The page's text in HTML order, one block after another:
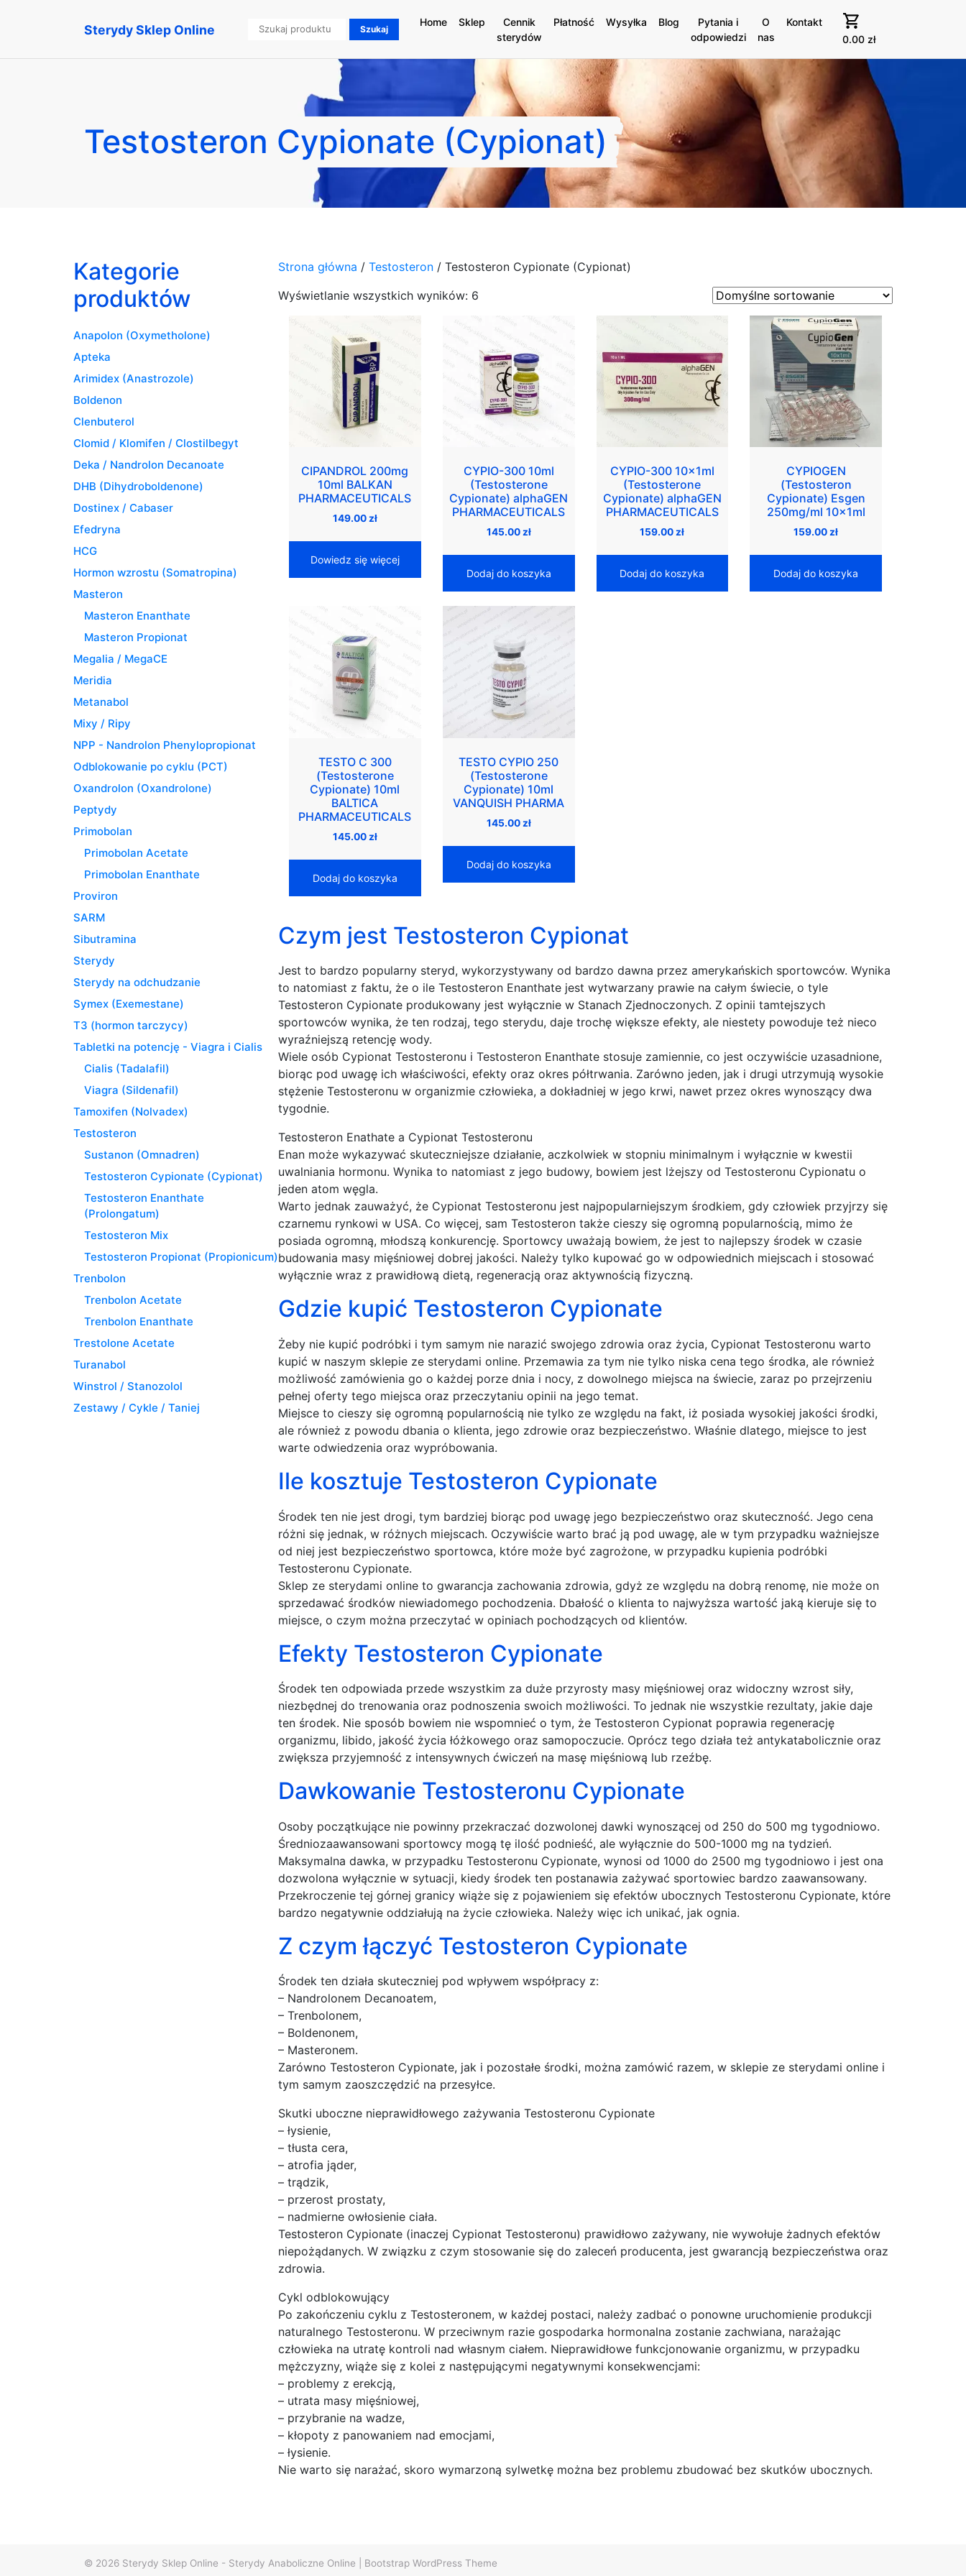
Sterydy Sklep Online
Home Sklep
Cennik
sterydów
Płatność Wysyłka Blog
Pytania i
odpowiedzi
O
nas
Kontakt
0.00 zł
Testosteron Cypionate (Cypionat)
Strona główna / Testosteron / Testosteron Cypionate (Cypionat)
Wyświetlanie wszystkich wyników: 6
CIPANDROL 200mg
10ml BALKAN
PHARMACEUTICALS
149.00zł
Dowiedz się więcej
CYPIO-300 10ml
(Testosterone
Cypionate) alphaGEN
PHARMACEUTICALS
145.00zł
Dodaj do koszyka
CYPIO-300 10x1ml
(Testosterone
Cypionate) alphaGEN
PHARMACEUTICALS
159.00zł
Dodaj do koszyka
CYPIOGEN
(Testosteron
Cypionate) Esgen
250mg/ml 10x1ml
159.00zł
Dodaj do koszyka
TESTO C 300
(Testosterone
Cypionate) 10ml
BALTICA
PHARMACEUTICALS
145.00 zł
Dodaj do koszyka
TESTO CYPIO 250
(Testosterone
Cypionate) 10ml
VANQUISH PHARMA
145.00 zł
Dodaj do koszyka
Czym jest Testosteron Cypionat
Jest to bardzo popularny steryd, wykorzystywany od bardzo dawna przez amerykańskich sportowców. Wynika
to natomiast z faktu, że o ile Testosteron Enanthate jest wytwarzany prawie na całym świecie, o tyle
Testosteron Cypionate produkowany jest wyłącznie w Stanach Zjednoczonych. Z opinii tamtejszych
sportowców wynika, że ten rodzaj, tego sterydu, daje trochę większe efekty, ale niestety powoduje też nieco
wyraźniejszą retencję wody.
Wiele osób Cypionat Testosteronu i Testosteron Enanthate stosuje zamiennie, co jest oczywiście uzasadnione,
biorąc pod uwagę ich właściwości, efekty oraz okres półtrwania. Zarówno jeden, jak i drugi utrzymują wysokie
stężenie Testosteronu w organizmie człowieka, a dokładniej w jego krwi, nawet przez okres wynoszący dwa
tygodnie.
Testosteron Enathate a Cypionat Testosteronu
Enan może wykazywać skuteczniejsze działanie, aczkolwiek w stopniu minimalnym i wyłącznie w kwestii
uwalniania hormonu. Wynika to natomiast z jego budowy, bowiem jest lżejszy od Testosteronu Cypionatu o
jeden atom węgla.
Warto jednak zauważyć, że Cypionat Testosteronu jest najpopularniejszym środkiem, gdy człowiek przyjrzy się
czarnemu rynkowi w USA. Co więcej, sam Testosteron także cieszy się ogromną popularnością, mimo że
posiada ogromną, młodszą konkurencję. Sportowcy uważają bowiem, że jest to najlepszy środek w czasie
budowania masy mięśniowej dobrej jakości. Należy tylko kupować go w odpowiednich miejscach i stosować
wyłącznie wraz z prawidłową dietą, regeneracją oraz aktywnością fizyczną.
Gdzie kupić Testosteron Cypionate
Żeby nie kupić podróbki i tym samym nie narazić swojego zdrowia oraz życia, Cypionat Testosteronu warto
kupić w naszym sklepie ze sterydami online. Przemawia za tym nie tylko niska cena tego środka, ale również
możliwość zamówienia go o każdej porze dnia i nocy, z dowolnego miejsca na świecie, zaraz po przejrzeniu
pełnej oferty tego miejsca oraz przeczytaniu opinii na jego temat.
Miejsce to cieszy się ogromną popularnością nie tylko ze względu na fakt, iż posiada wysokiej jakości środki,
ale również z powodu dbania o klienta, jego zdrowie oraz bezpieczeństwo. Właśnie dlatego, miejsce to jest
warte odwiedzenia oraz wypróbowania.
Ile kosztuje Testosteron Cypionate
Środek ten nie jest drogi, tym bardziej biorąc pod uwagę jego bezpieczeństwo oraz skuteczność. Jego cena
różni się jednak, w różnych miejscach. Oczywiście warto brać ją pod uwagę, ale w tym przypadku ważniejsze
od niej jest bezpieczeństwo sportowca, które może być zagrożone, w przypadku kupienia podróbki
Testosteronu Cypionate.
Sklep ze sterydami online to gwarancja zachowania zdrowia, gdyż ze względu na dobrą renomę, nie może on
sprzedawać środków niewiadomego pochodzenia. Dbałość o klienta to najwyższa wartość jaką kieruje się to
miejsce, o czym można przeczytać w opiniach pochodzących od klientów.
Efekty Testosteron Cypionate
Środek ten odpowiada przede wszystkim za duże przyrosty masy mięśniowej oraz widoczny wzrost siły,
niezbędnej do trenowania oraz podnoszenia swoich możliwości. To jednak nie wszystkie rezultaty, jakie daje
ten środek. Nie sposób bowiem nie wspomnieć o tym, że Testosteron Cypionat poprawia regenerację
organizmu, libido, jakość życia łóżkowego oraz samopoczucie. Oprócz tego działa też antykatabolicznie oraz
zwiększa przyjemność z intensywnych ćwiczeń na masę mięśniową lub rzeźbę.
Dawkowanie Testosteronu Cypionate
Osoby początkujące nie powinny przekraczać dozwolonej dawki wynoszącej od 250 do 500 mg tygodniowo.
Średniozaawansowani sportowcy mogą tę ilość podnieść, ale wyłącznie do 500-1000 mg na tydzień.
Maksymalna dawka, w przypadku Testosteronu Cypionate, wynosi od 1000 do 2500 mg tygodniowo i jest ona
dozwolona wyłącznie w sytuacji, kiedy środek ten postanawia zażywać sportowiec bardzo zaawansowany.
Przekroczenie tej górnej granicy wiąże się z pojawieniem się efektów ubocznych Testosteronu Cypionate, które
bardzo negatywnie oddziałują na życie człowieka. Należy więc ich unikać, jak ognia.
Z czym łączyć Testosteron Cypionate
Środek ten działa skuteczniej pod wpływem współpracy z:
– Nandrolonem Decanoatem,
– Trenbolonem,
– Boldenonem,
– Masteronem.
Zarówno Testosteron Cypionate, jak i pozostałe środki, można zamówić razem, w sklepie ze sterydami online i
tym samym zaoszczędzić na przesyłce.
Skutki uboczne nieprawidłowego zażywania Testosteronu Cypionate
– łysienie,
– tłusta cera,
– atrofia jąder,
– trądzik,
– przerost prostaty,
– nadmierne owłosienie ciała.
Testosteron Cypionate (inaczej Cypionat Testosteronu) prawidłowo zażywany, nie wywołuje żadnych efektów
niepożądanych. W związku z czym stosowanie się do zaleceń producenta, jest gwarancją bezpieczeństwa oraz
zdrowia.
Cykl odblokowujący
Po zakończeniu cyklu z Testosteronem, w każdej postaci, należy zadbać o ponowne uruchomienie produkcji
naturalnego Testosteronu. W przeciwnym razie gospodarka hormonalna zostanie zachwiana, narażając
człowieka na utratę kontroli nad własnym ciałem. Nieprawidłowe funkcjonowanie organizmu, w przypadku
mężczyzny, wiąże się z kolei z następującymi negatywnymi konsekwencjami:
– problemy z erekcją,
– utrata masy mięśniowej,
– przybranie na wadze,
– kłopoty z panowaniem nad emocjami,
– łysienie.
Nie warto się narażać, skoro wymarzoną sylwetkę można bez problemu zbudować bez skutków ubocznych.
Kategorie
produktów
Anapolon (Oxymetholone)
Apteka
Arimidex (Anastrozole)
Boldenon
Clenbuterol
Clomid / Klomifen / Clostilbegyt
Deka / Nandrolon Decanoate
DHB (Dihydroboldenone)
Dostinex / Cabaser
Efedryna
HCG
Hormon wzrostu (Somatropina)
Masteron
Masteron Enanthate
Masteron Propionat
Megalia / MegaCE
Meridia
Metanabol
Mixy / Ripy
NPP - Nandrolon Phenylopropionat
Odblokowanie po cyklu (PCT)
Oxandrolon (Oxandrolone)
Peptydy
Primobolan
Primobolan Acetate
Primobolan Enanthate
Proviron
SARM
Sibutramina
Sterydy
Sterydy na odchudzanie
Symex (Exemestane)
T3 (hormon tarczycy)
Tabletki na potencję - Viagra i Cialis
Cialis (Tadalafil)
Viagra (Sildenafil)
Tamoxifen (Nolvadex)
Testosteron
Sustanon (Omnadren)
Testosteron Cypionate (Cypionat)
Testosteron Enanthate
(Prolongatum)
Testosteron Mix
Testosteron Propionat (Propionicum)
Trenbolon
Trenbolon Acetate
Trenbolon Enanthate
Trestolone Acetate
Turanabol
Winstrol / Stanozolol
Zestawy / Cykle / Taniej
© 2026 Sterydy Sklep Online - Sterydy Anaboliczne Online Bootstrap WordPress Theme